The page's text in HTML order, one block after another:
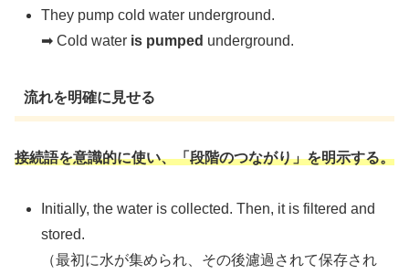
They pump cold water underground.
➡ Cold water is pumped underground.
流れを明確に見せる
接続語を意識的に使い、「段階のつながり」を明示する。
Initially, the water is collected. Then, it is filtered and
stored.
（最初に水が集められ、その後濾過されて保存され